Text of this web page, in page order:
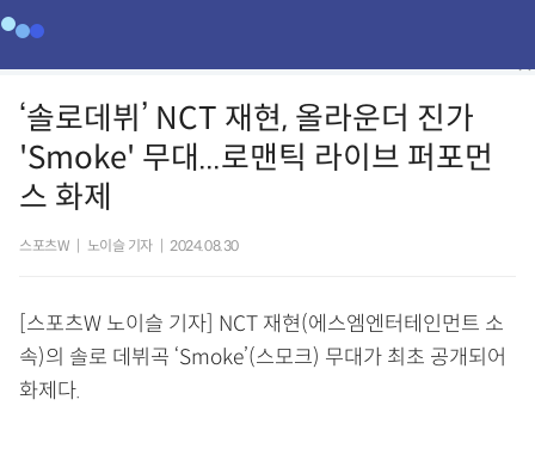
‘솔로데뷔’ NCT 재현, 올라운더 진가
'Smoke' 무대...로맨틱 라이브 퍼포먼
스 화제
스포츠W 노이슬 기자 2024.08.30
[스포츠W 노이슬 기자] NCT 재현(에스엠엔터테인먼트 소
속)의 솔로 데뷔곡 ‘Smoke’(스모크) 무대가 최초 공개되어
화제다.